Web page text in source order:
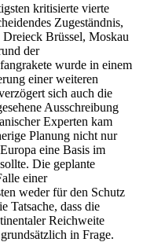
kritisierte vierte
Zugeständnis,
Dreieck Brüssel, Moskau
der
wurde in einem
einer weiteren
sich auch die
Ausschreibung
Experten kam
Planung nicht nur
eine Basis im
Die geplante
einer
weder für den Schutz
Tatsache, dass die
Reichweite
in Frage.